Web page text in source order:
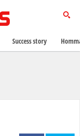
Success story